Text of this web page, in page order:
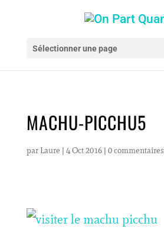
Sélectionner une page
MACHU-PICCHU5
par Laure | 4 Oct 2016| 0 commentaires